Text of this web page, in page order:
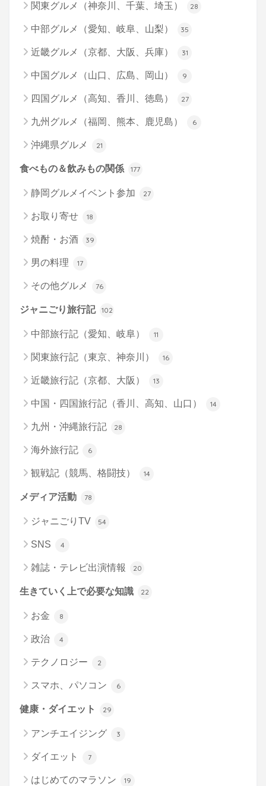
関東グルメ（神奈川、千葉、埼玉） 28
中部グルメ（愛知、岐阜、山梨） 35
近畿グルメ（京都、大阪、兵庫） 31
中国グルメ（山口、広島、岡山） 9
四国グルメ（高知、香川、徳島） 27
九州グルメ（福岡、熊本、鹿児島） 6
沖縄県グルメ 21
食べもの＆飲みもの関係 177
静岡グルメイベント参加 27
お取り寄せ 18
焼酎・お酒 39
男の料理 17
その他グルメ 76
ジャニごり旅行記 102
中部旅行記（愛知、岐阜） 11
関東旅行記（東京、神奈川） 16
近畿旅行記（京都、大阪） 13
中国・四国旅行記（香川、高知、山口） 14
九州・沖縄旅行記 28
海外旅行記 6
観戦記（競馬、格闘技） 14
メディア活動 78
ジャニごりTV 54
SNS 4
雑誌・テレビ出演情報 20
生きていく上で必要な知識 22
お金 8
政治 4
テクノロジー 2
スマホ、パソコン 6
健康・ダイエット 29
アンチエイジング 3
ダイエット 7
はじめてのマラソン 19